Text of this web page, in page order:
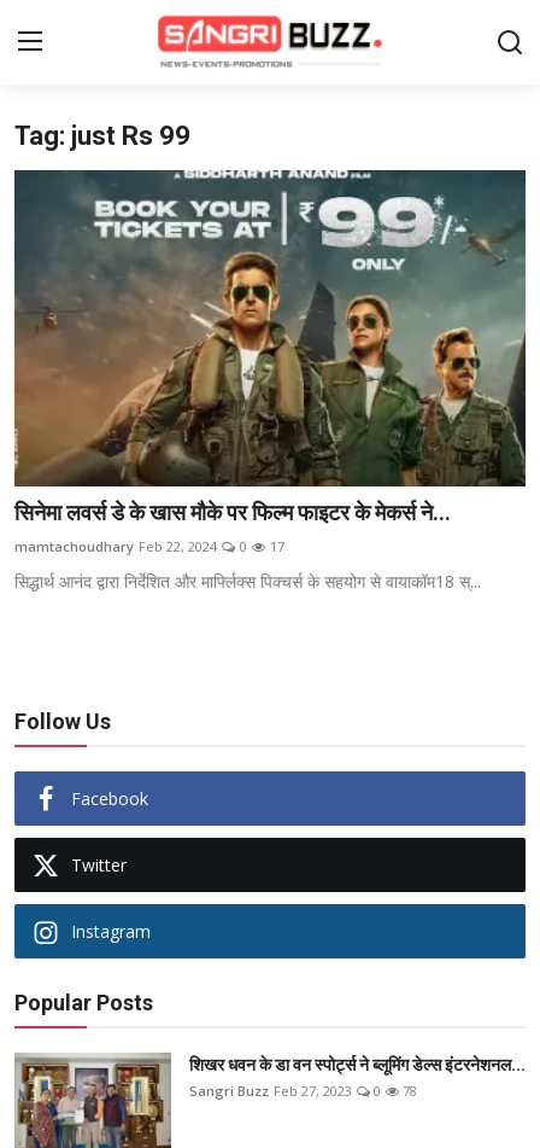
Login
About Us
लाइफस्टाइल
मनोरंजन
ब्यूटी पेजेंट
Tag: just Rs 99
सिनेमा लवर्स डे के खास मौके पर फिल्म फाइटर के मेकर्स ने...
mamtachoudhary Feb 22, 2024 0 17
सिद्धार्थ आनंद द्वारा निर्देशित और मार्फ्लिक्स पिक्चर्स के सहयोग से वायाकॉम18 स्...
Follow Us
Facebook
Twitter
Instagram
Popular Posts
शिखर धवन के डा वन स्पोर्ट्स ने ब्लूमिंग डेल्स इंटरनेशनल...
Sangri Buzz Feb 27, 2023 0 78